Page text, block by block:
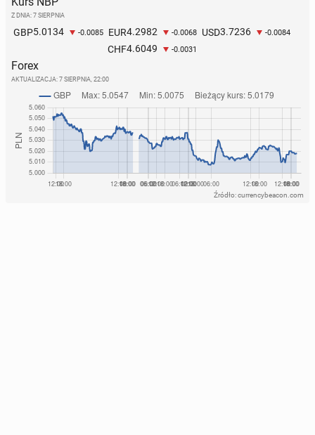
Z DNIA: 7 SIERPNIA
GBP5.0134 -0.0085 EUR4.2982 -0.0068 USD3.7236 -0.0084
CHF4.6049 -0.0031
Forex
AKTUALIZACJA: 7 SIERPNIA, 22:00
Źródło: currencybeacon.com